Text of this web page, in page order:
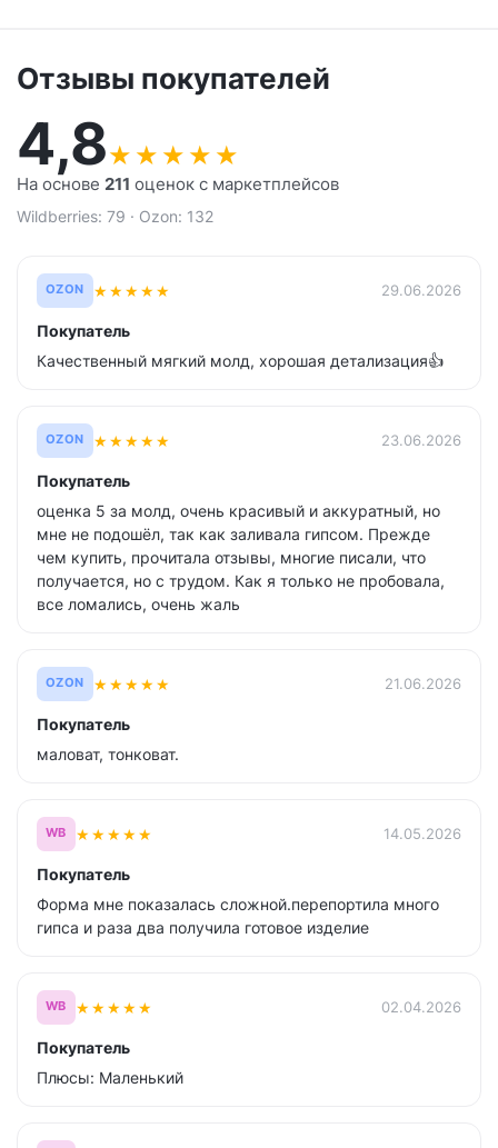
Отзывы покупателей
4,8★ ★ ★ ★ ★
На основе 211 оценок с маркетплейсов
Wildberries: 79 · Ozon: 132
OZON ★★★★★ 29.06.2026
Покупатель
Качественный мягкий молд, хорошая детализация👍
OZON ★★★★★ 23.06.2026
Покупатель
оценка 5 за молд, очень красивый и аккуратный, но
мне не подошёл, так как заливала гипсом. Прежде
чем купить, прочитала отзывы, многие писали, что
получается, но с трудом. Как я только не пробовала,
все ломались, очень жаль
OZON ★★★★★ 21.06.2026
Покупатель
маловат, тонковат.
WB ★★★★★ 14.05.2026
Покупатель
Форма мне показалась сложной.перепортила много
гипса и раза два получила готовое изделие
WB ★★★★★ 02.04.2026
Покупатель
Плюсы: Маленький